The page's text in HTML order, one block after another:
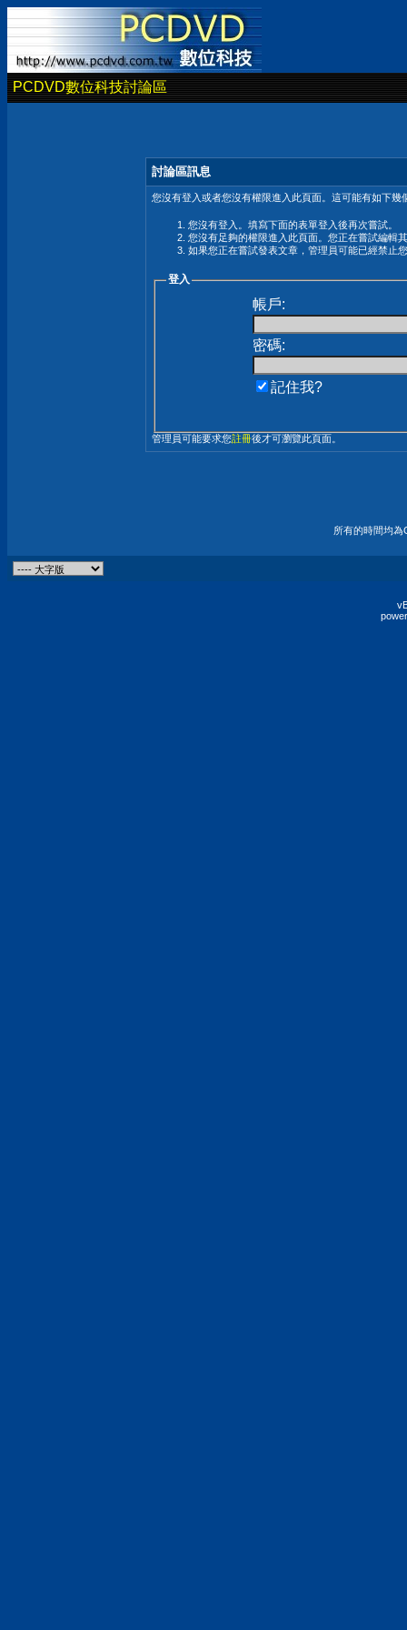
PCDVD數位科技討論區
討論區訊息
您沒有登入或者您沒有權限進入此頁面。這可能有如下幾
您沒有登入。填寫下面的表單登入後再次嘗試。
您沒有足夠的權限進入此頁面。您正在嘗試編輯
如果您正在嘗試發表文章，管理員可能已經禁止
登入
帳戶:
密碼:
記住我?
管理員可能要求您註冊後才可瀏覽此頁面。
所有的時間均為